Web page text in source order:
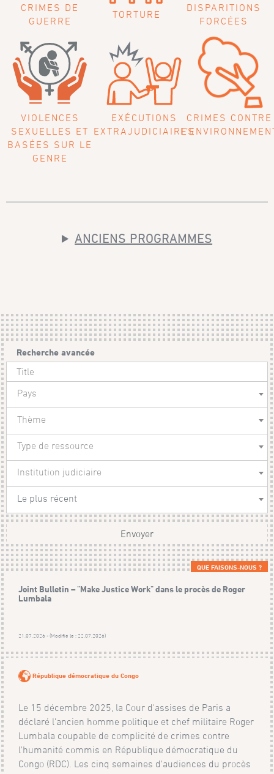
CRIMES DE
GUERRE
TORTURE
DISPARITIONS
FORCÉES
VIOLENCES
SEXUELLES ET
BASÉES SUR LE
GENRE
EXÉCUTIONS
EXTRAJUDICIAIRES
CRIMES CONTRE
ANCIENS PROGRAMMES
Recherche avancée
Pays
Thème
Type de ressource
Institution judiciaire
Le plus récent
Envoyer
QUE FAISONS-NOUS ?
Joint Bulletin – "Make Justice Work" dans le procès de Roger
Lumbala
21.07.2026 - (Modifié le : 22.07.2026)
République démocratique du Congo
Le 15 décembre 2025, la Cour d'assises de Paris a
déclaré l'ancien homme politique et chef militaire Roger
Lumbala coupable de complicité de crimes contre
l'humanité commis en République démocratique du
Congo (RDC). Les cinq semaines d'audiences du procès